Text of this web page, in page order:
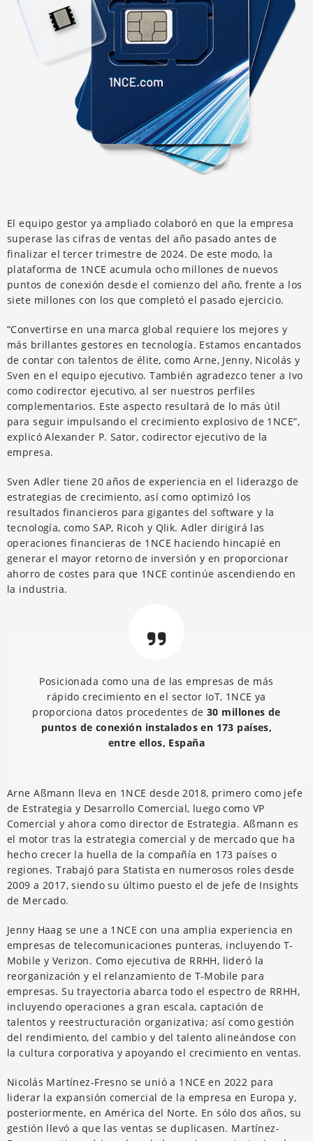
El equipo gestor ya ampliado colaboró en que la empresa
superase las cifras de ventas del año pasado antes de
finalizar el tercer trimestre de 2024. De este modo, la
plataforma de 1NCE acumula ocho millones de nuevos
puntos de conexión desde el comienzo del año, frente a los
siete millones con los que completó el pasado ejercicio.
“Convertirse en una marca global requiere los mejores y
más brillantes gestores en tecnología. Estamos encantados
de contar con talentos de élite, como Arne, Jenny, Nicolás y
Sven en el equipo ejecutivo. También agradezco tener a Ivo
como codirector ejecutivo, al ser nuestros perfiles
complementarios. Este aspecto resultará de lo más útil
para seguir impulsando el crecimiento explosivo de 1NCE”,
explicó Alexander P. Sator, codirector ejecutivo de la
empresa.
Sven Adler tiene 20 años de experiencia en el liderazgo de
estrategias de crecimiento, así como optimizó los
resultados financieros para gigantes del software y la
tecnología, como SAP, Ricoh y Qlik. Adler dirigirá las
operaciones financieras de 1NCE haciendo hincapié en
generar el mayor retorno de inversión y en proporcionar
ahorro de costes para que 1NCE continúe ascendiendo en
la industria.
Posicionada como una de las empresas de más
rápido crecimiento en el sector IoT, 1NCE ya
proporciona datos procedentes de 30 millones de
puntos de conexión instalados en 173 países,
entre ellos, España
Arne Aßmann lleva en 1NCE desde 2018, primero como jefe
de Estrategia y Desarrollo Comercial, luego como VP
Comercial y ahora como director de Estrategia. Aßmann es
el motor tras la estrategia comercial y de mercado que ha
hecho crecer la huella de la compañía en 173 países o
regiones. Trabajó para Statista en numerosos roles desde
2009 a 2017, siendo su último puesto el de jefe de Insights
de Mercado.
Jenny Haag se une a 1NCE con una amplia experiencia en
empresas de telecomunicaciones punteras, incluyendo T-
Mobile y Verizon. Como ejecutiva de RRHH, lideró la
reorganización y el relanzamiento de T-Mobile para
empresas. Su trayectoria abarca todo el espectro de RRHH,
incluyendo operaciones a gran escala, captación de
talentos y reestructuración organizativa; así como gestión
del rendimiento, del cambio y del talento alineándose con
la cultura corporativa y apoyando el crecimiento en ventas.
Nicolás Martínez-Fresno se unió a 1NCE en 2022 para
liderar la expansión comercial de la empresa en Europa y,
posteriormente, en América del Norte. En sólo dos años, su
gestión llevó a que las ventas se duplicasen. Martínez-